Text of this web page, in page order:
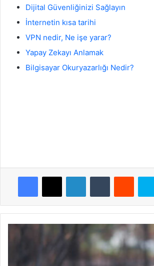
Dijital Güvenliğinizi Sağlayın
İnternetin kısa tarihi
VPN nedir, Ne işe yarar?
Yapay Zekayı Anlamak
Bilgisayar Okuryazarlığı Nedir?
Facebook
X LinkedInTumblr Reddit